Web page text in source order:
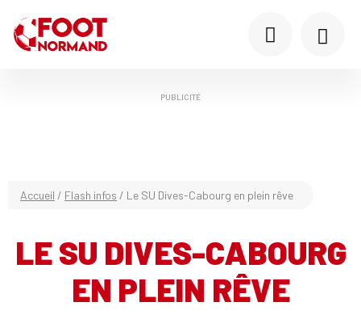
PUBLICITÉ
Accueil / Flash infos / Le SU Dives-Cabourg en plein rêve
LE SU DIVES-CABOURG
EN PLEIN RÊVE